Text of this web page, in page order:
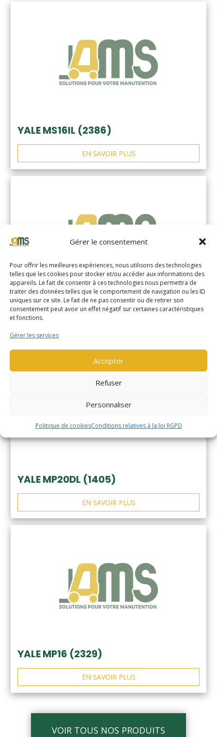
Gérer le consentement
Pour offrir les meilleures expériences, nous utilisons des technologies
telles que les cookies pour stocker et/ou accéder aux informations des
appareils. Le fait de consentir à ces technologies nous permettra de
traiter des données telles que le comportement de navigation ou les ID
uniques sur ce site. Le fait de ne pas consentir ou de retirer son
consentement peut avoir un effet négatif sur certaines caractéristiques
et fonctions.
Gérer les services
Accepter
Refuser
Personnaliser
Politique de cookiesConditions relatives à la loi RGPD
YALE MS16IL (2386)
EN SAVOIR PLUS
YALE MS14XIL (2510)
YALE MP20DL (1405)
EN SAVOIR PLUS
YALE MP16 (2329)
EN SAVOIR PLUS
VOIR TOUS NOS PRODUITS